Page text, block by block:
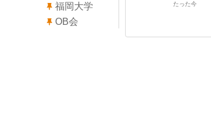
たった今
福岡大学
OB会